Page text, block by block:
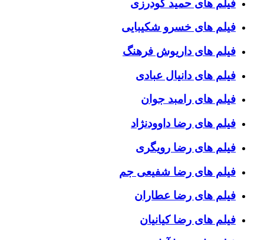
فیلم های حمید گودرزی
فیلم های خسرو شکیبایی
فیلم های داریوش فرهنگ
فیلم های دانیال عبادی
فیلم های رامبد جوان
فیلم های رضا داوودنژاد
فیلم های رضا رویگری
فیلم های رضا شفیعی جم
فیلم های رضا عطاران
فیلم های رضا کیانیان